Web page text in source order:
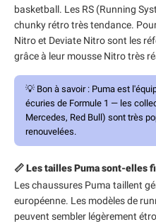
basketball. Les RS (Running
chunky rétro très tendance.
Nitro et Deviate Nitro sont les
grâce à leur mousse Nitro très
💡 Bon à savoir : Puma est
écuries de Formule 1 — les
Mercedes, Red Bull) sont très
renouvelées.
📏 Les tailles Puma sont-elles
Les chaussures Puma taillent
européenne. Les modèles de
peuvent sembler légèrement